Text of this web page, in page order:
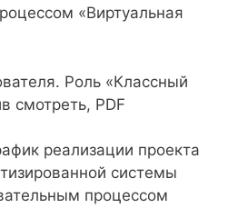
«Виртуальная
Роль «Классный
смотреть, PDF
реализации проекта
системы
процессом